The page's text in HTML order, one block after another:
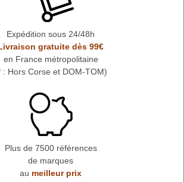
Expédition sous 24/48h
gratuite dès 99€
en France métropolitaine
: Hors Corse et DOM-TOM)
Plus de 7500 références
de marques
au meilleur prix